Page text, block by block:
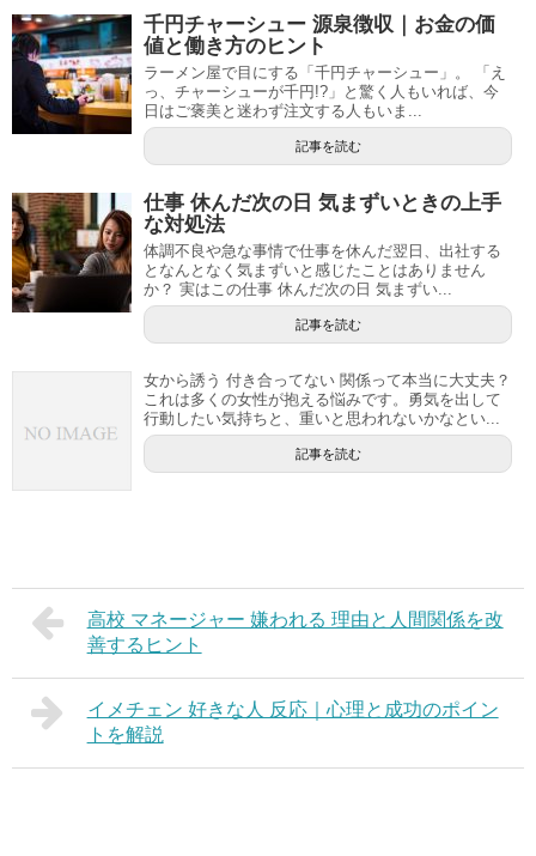
千円チャーシュー 源泉徴収｜お金の価
値と働き方のヒント
ラーメン屋で目にする「千円チャーシュー」。 「え
っ、チャーシューが千円!?」と驚く人もいれば、今
日はご褒美と迷わず注文する人もいま...
記事を読む
仕事 休んだ次の日 気まずいときの上手
な対処法
体調不良や急な事情で仕事を休んだ翌日、出社する
となんとなく気まずいと感じたことはありません
か？ 実はこの仕事 休んだ次の日 気まずい...
記事を読む
女から誘う 付き合ってない 関係って本当に大丈夫？
これは多くの女性が抱える悩みです。勇気を出して
行動したい気持ちと、重いと思われないかなとい...
記事を読む
高校 マネージャー 嫌われる 理由と人間関係を改
善するヒント
イメチェン 好きな人 反応｜心理と成功のポイン
トを解説